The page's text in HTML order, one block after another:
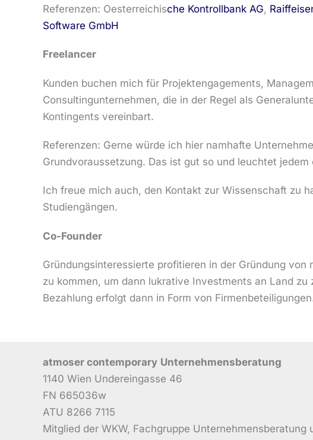
Referenzen: Oesterreichische Kontrollbank AG,
Software GmbH
Freelancer
Kunden buchen mich für Projektengagements,
Consultingunternehmen, die in der Regel als
Kontingents vereinbart.
Referenzen: Gerne würde ich hier namhafte
Grundvoraussetzung. Das ist gut so und leuchtet
Ich freue mich auch, den Kontakt zur Wissenschaft zu
Studiengängen.
Co-Founder
Gründungsinteressierte profitieren in der Gründung
zu kommen, um dann lukrative Investments an Land
Bezahlung erfolgt dann in Form von
atmoser contemporary Unternehmensberatung
1140 Wien Undereingasse 46
FN 665036w
ATU 8266 7115
Mitglied der WKW, Fachgruppe Unternehmensberatung